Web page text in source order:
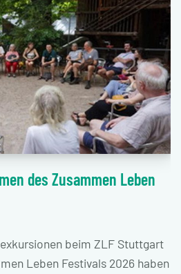
des Zusammen Leben
beim ZLF Stuttgart
Leben Festivals 2026 haben